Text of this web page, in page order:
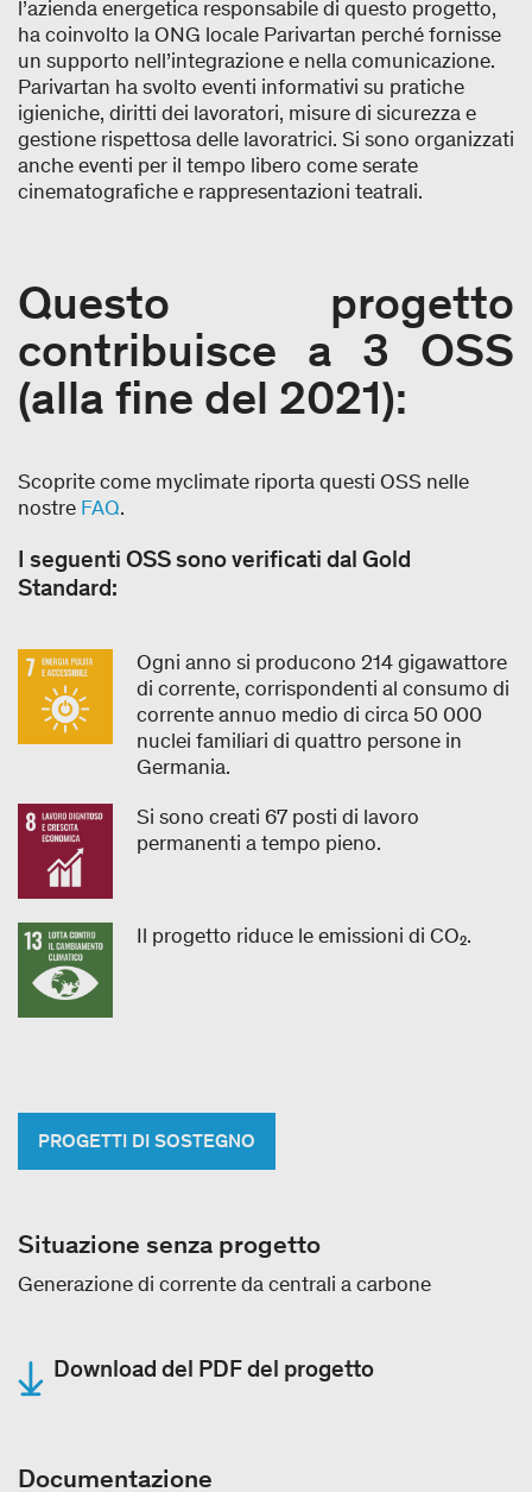
l’azienda energetica responsabile di questo progetto,
ha coinvolto la ONG locale Parivartan perché fornisse
un supporto nell’integrazione e nella comunicazione.
Parivartan ha svolto eventi informativi su pratiche
igieniche, diritti dei lavoratori, misure di sicurezza e
gestione rispettosa delle lavoratrici. Si sono organizzati
anche eventi per il tempo libero come serate
cinematografiche e rappresentazioni teatrali.
Questo progetto
contribuisce a 3 OSS
(alla fine del 2021):
Scoprite come myclimate riporta questi OSS nelle
nostre FAQ.
I seguenti OSS sono verificati dal Gold
Standard:
Ogni anno si producono 214 gigawattore
di corrente, corrispondenti al consumo di
corrente annuo medio di circa 50 000
nuclei familiari di quattro persone in
Germania.
Si sono creati 67 posti di lavoro
permanenti a tempo pieno.
Il progetto riduce le emissioni di CO₂.
PROGETTI DI SOSTEGNO
Situazione senza progetto
Generazione di corrente da centrali a carbone
Download del PDF del progetto
Documentazione